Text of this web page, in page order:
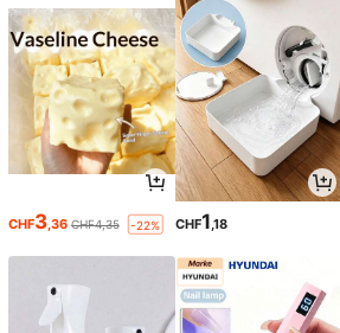
CHF3 ,36 CHF4,35 -22% CHF1 ,18